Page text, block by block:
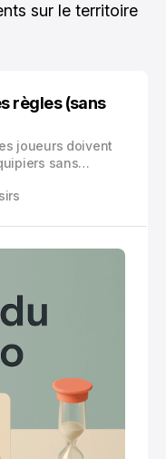
sur le territoire
règles (sans
joueurs doivent
sans